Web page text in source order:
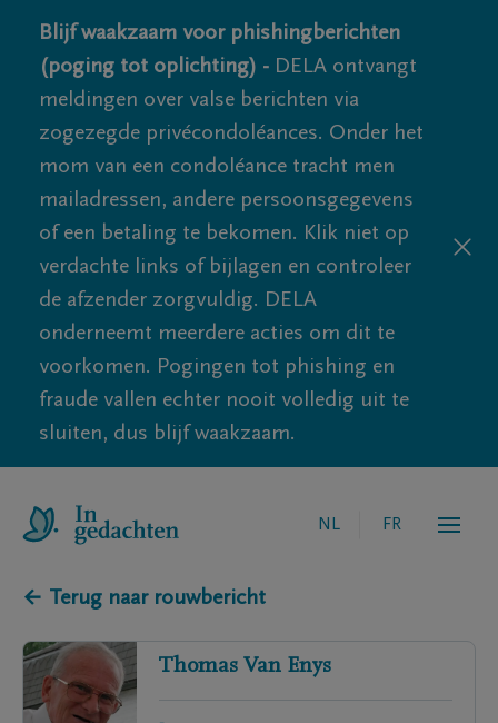
Blijf waakzaam voor phishingberichten
(poging tot oplichting) - DELA ontvangt
meldingen over valse berichten via
zogezegde privécondoléances. Onder het
mom van een condoléance tracht men
mailadressen, andere persoonsgegevens
of een betaling te bekomen. Klik niet op
verdachte links of bijlagen en controleer
de afzender zorgvuldig. DELA
onderneemt meerdere acties om dit te
voorkomen. Pogingen tot phishing en
fraude vallen echter nooit volledig uit te
sluiten, dus blijf waakzaam.
NL FR
← Terug naar rouwbericht
Thomas Van Enys